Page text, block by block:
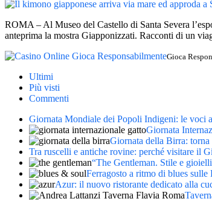
ROMA – Al Museo del Castello di Santa Severa
anteprima la mostra Giapponizzati. Racconti di un
Gioca
Ultimi
Più visti
Commenti
Giornata Mondiale dei Popoli Indigeni: le voci
Giornata
Giornata della Birra:
Tra ruscelli e antiche rovine: perché visitare il
“The Gentleman. Stile e
Ferragosto a ritmo di blues
Azur: il nuovo ristorante dedicato alla